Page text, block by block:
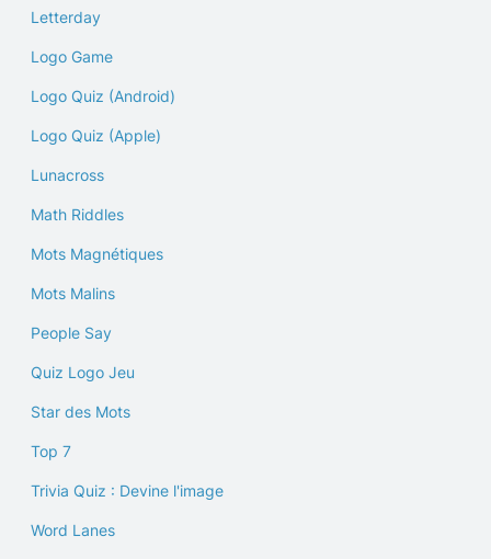
Letterday
Logo Game
Logo Quiz (Android)
Logo Quiz (Apple)
Lunacross
Math Riddles
Mots Magnétiques
Mots Malins
People Say
Quiz Logo Jeu
Star des Mots
Top 7
Trivia Quiz : Devine l'image
Word Lanes